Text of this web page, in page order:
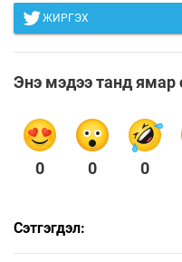
ЖИРГЭХ
Энэ мэдээ танд ямар
0 0 0
Сэтгэгдэл: